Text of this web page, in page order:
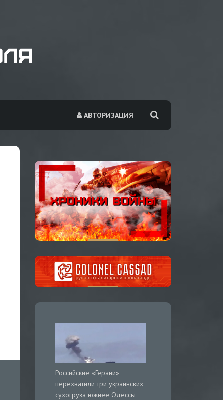
АВТОРИЗАЦИЯ
Российские «Герани»
перехватили три украинских
сухогруза южнее Одессы